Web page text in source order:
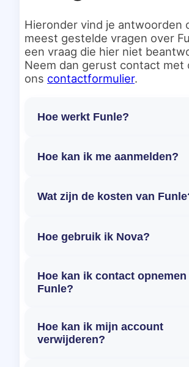
Hieronder vind je antwoorden
meest gestelde vragen over
een vraag die hier niet
Neem dan gerust contact met
ons contactformulier.
Hoe werkt Funle?
Hoe kan ik me aanmelden?
Wat zijn de kosten van
Hoe gebruik ik Nova?
Hoe kan ik contact opnemen
Funle?
Hoe kan ik mijn account
verwijderen?